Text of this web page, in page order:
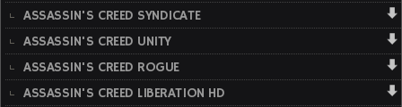
ASSASSIN'S CREED SYNDICATE
ASSASSIN'S CREED UNITY
ASSASSIN'S CREED ROGUE
ASSASSIN'S CREED LIBERATION HD